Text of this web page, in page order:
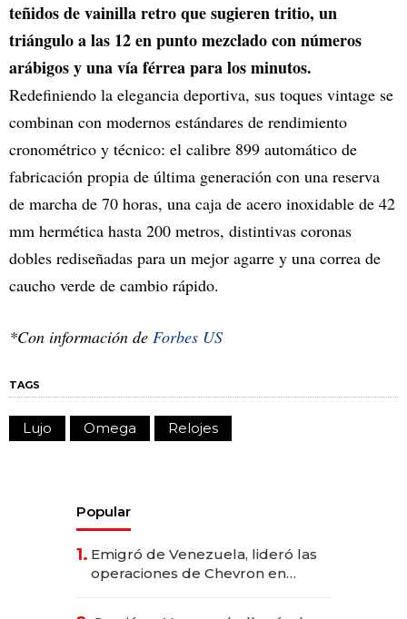
teñidos de vainilla retro que sugieren tritio, un
triángulo a las 12 en punto mezclado con números
arábigos y una vía férrea para los minutos.
Redefiniendo la elegancia deportiva, sus toques vintage se
combinan con modernos estándares de rendimiento
cronométrico y técnico: el calibre 899 automático de
fabricación propia de última generación con una reserva
de marcha de 70 horas, una caja de acero inoxidable de 42
mm hermética hasta 200 metros, distintivas coronas
dobles rediseñadas para un mejor agarre y una correa de
caucho verde de cambio rápido.
*Con información de Forbes US
TAGS
Lujo Omega Relojes
Popular
1. Emigró de Venezuela, lideró las
operaciones de Chevron en